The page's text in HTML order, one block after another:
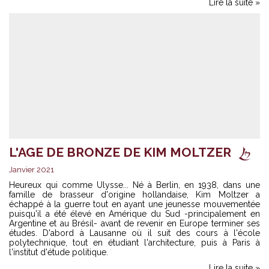
Lire la suite »
L'AGE DE BRONZE DE KIM MOLTZER
Janvier 2021
Heureux qui comme Ulysse... Né à Berlin, en 1938, dans une
famille de brasseur d'origine hollandaise, Kim Moltzer a
échappé à la guerre tout en ayant une jeunesse mouvementée
puisqu'il a été élevé en Amérique du Sud -principalement en
Argentine et au Brésil- avant de revenir en Europe terminer ses
études. D'abord à Lausanne où il suit des cours à l'école
polytechnique, tout en étudiant l'architecture, puis à Paris à
l'institut d'étude politique.